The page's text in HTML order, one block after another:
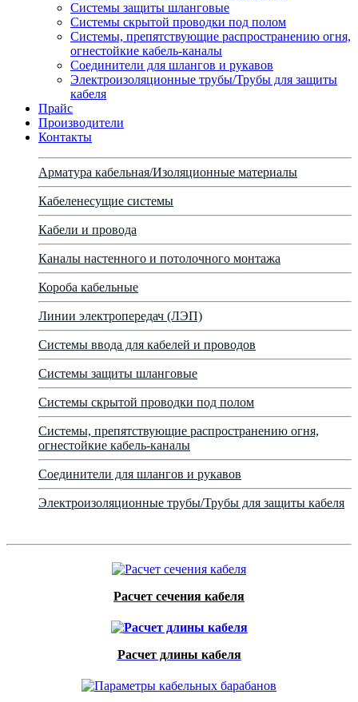
Системы защиты шланговые
Системы скрытой проводки под полом
Системы, препятствующие распространению огня,
огнестойкие кабель-каналы
Соединители для шлангов и рукавов
Электроизоляционные трубы/Трубы для защиты
кабеля
Прайс
Производители
Контакты
Арматура кабельная/Изоляционные материалы
Кабеленесущие системы
Кабели и провода
Каналы настенного и потолочного монтажа
Короба кабельные
Линии электропередач (ЛЭП)
Системы ввода для кабелей и проводов
Системы защиты шланговые
Системы скрытой проводки под полом
Системы, препятствующие распространению огня,
огнестойкие кабель-каналы
Соединители для шлангов и рукавов
Электроизоляционные трубы/Трубы для защиты кабеля
Расчет сечения кабеля
Расчет длины кабеля